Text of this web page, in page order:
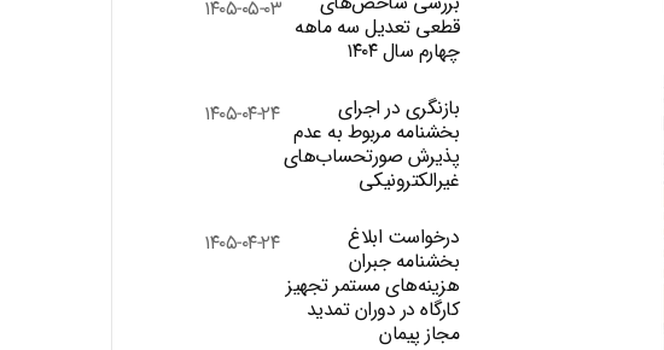
قطعی تعدیل سه ماهه
چهارم سال ۱۴۰۴
۱۴۰۵-۰۵-۰۳
بازنگری در اجرای
بخشنامه مربوط به عدم
پذیرش صورتحساب‌های
غیرالکترونیکی
۱۴۰۵-۰۴-۲۴
درخواست ابلاغ
بخشنامه جبران
هزینه‌های مستمر تجهیز
کارگاه در دوران تمدید
مجاز پیمان
۱۴۰۵-۰۴-۲۴